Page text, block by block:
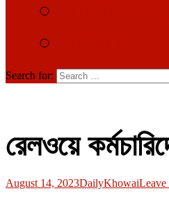
Search for:
রেলওয়ে
August 14, 2023DailyKhowaiLeave